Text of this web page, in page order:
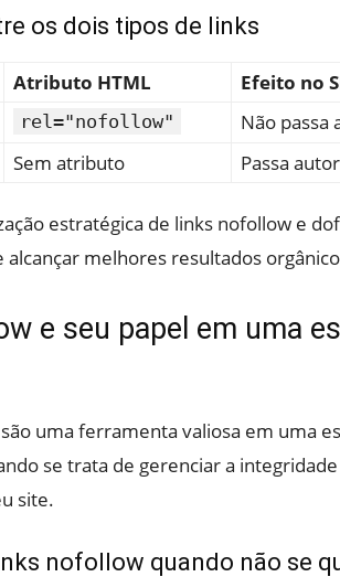
os dois tipos de links
Atributo HTML
Efeito no
rel="nofollow"
Não passa
Sem atributo Passa
estratégica de links nofollow e
alcançar melhores resultados
e seu papel em uma
são uma ferramenta valiosa em uma
se trata de gerenciar a
site.
nofollow quando não se